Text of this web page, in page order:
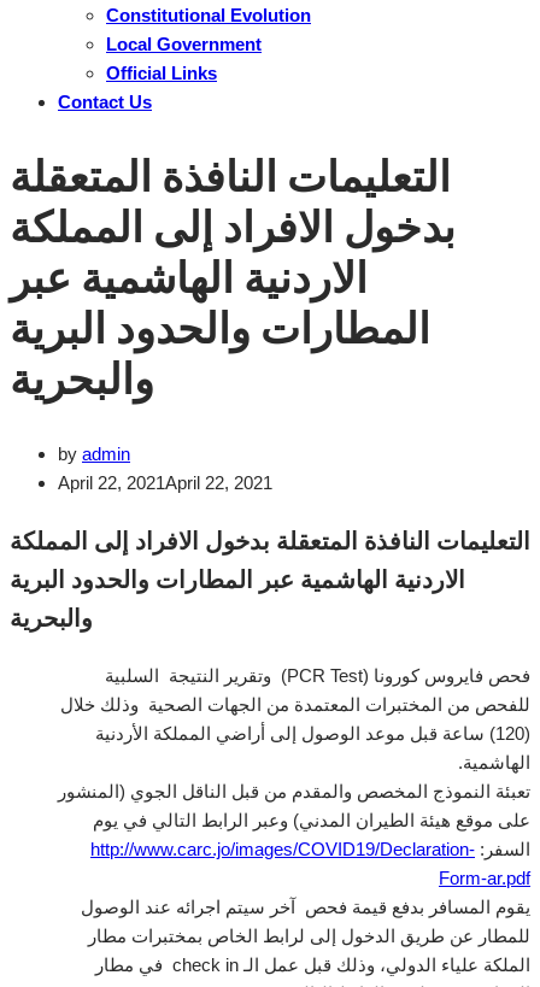
Constitutional Evolution
Local Government
Official Links
Contact Us
التعليمات النافذة المتعقلة
بدخول الافراد إلى المملكة
الاردنية الهاشمية عبر
المطارات والحدود البرية
والبحرية
by admin
April 22, 2021April 22, 2021
التعليمات النافذة المتعقلة بدخول الافراد إلى المملكة
الاردنية الهاشمية عبر المطارات والحدود البرية
والبحرية
فحص فايروس كورونا (PCR Test) وتقرير النتيجة السلبية
للفحص من المختبرات المعتمدة من الجهات الصحية وذلك خلال
(120)
ساعة قبل موعد الوصول إلى أراضي المملكة الأردنية
الهاشمية.
تعبئة النموذج المخصص والمقدم من قبل الناقل الجوي (المنشور
على موقع هيئة الطيران المدني) وعبر الرابط التالي في يوم
السفر :
http://www.carc.jo/images/COVID19/Declaration-
Form-ar.pdf
يقوم المسافر بدفع قيمة فحص آخر سيتم اجرائه عند الوصول
للمطار عن طريق الدخول إلى لرابط الخاص بمختبرات مطار
الملكة علياء الدولي، وذلك قبل عمل الـ
في مطار